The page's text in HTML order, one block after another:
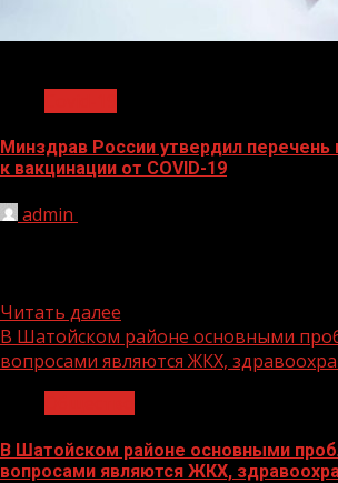
Минздрав России утвердил перечень
к вакцинации от COVID-19
admin
Читать далее
В Шатойском районе основными
вопросами являются ЖКХ,
В Шатойском районе основными
вопросами являются ЖКХ,